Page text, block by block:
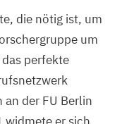
die nötig ist, um
um
perfekte
an der FU Berlin